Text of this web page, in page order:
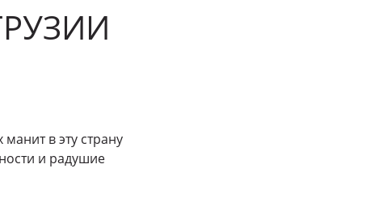
в эту страну
и радушие